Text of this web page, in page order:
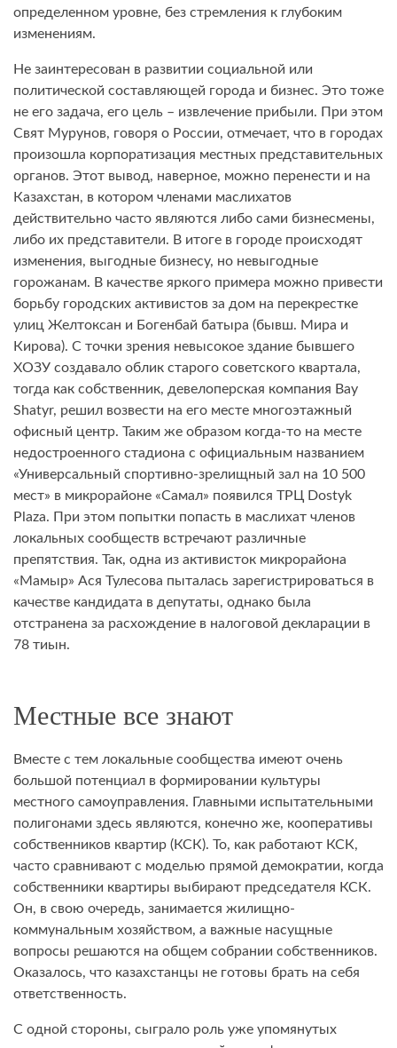
определенном уровне, без стремления к глубоким
изменениям.
Не заинтересован в развитии социальной или
политической составляющей города и бизнес. Это тоже
не его задача, его цель – извлечение прибыли. При этом
Свят Мурунов, говоря о России, отмечает, что в городах
произошла корпоратизация местных представительных
органов. Этот вывод, наверное, можно перенести и на
Казахстан, в котором членами маслихатов
действительно часто являются либо сами бизнесмены,
либо их представители. В итоге в городе происходят
изменения, выгодные бизнесу, но невыгодные
горожанам. В качестве яркого примера можно привести
борьбу городских активистов за дом на перекрестке
улиц Желтоксан и Богенбай батыра (бывш. Мира и
Кирова). С точки зрения невысокое здание бывшего
ХОЗУ создавало облик старого советского квартала,
тогда как собственник, девелоперская компания Bay
Shatyr, решил возвести на его месте многоэтажный
офисный центр. Таким же образом когда-то на месте
недостроенного стадиона с официальным названием
«Универсальный спортивно-зрелищный зал на 10 500
мест» в микрорайоне «Самал» появился ТРЦ Dostyk
Plaza. При этом попытки попасть в маслихат членов
локальных сообществ встречают различные
препятствия. Так, одна из активисток микрорайона
«Мамыр» Ася Тулесова пыталась зарегистрироваться в
качестве кандидата в депутаты, однако была
отстранена за расхождение в налоговой декларации в
78 тиын.
Местные все знают
Вместе с тем локальные сообщества имеют очень
большой потенциал в формировании культуры
местного самоуправления. Главными испытательными
полигонами здесь являются, конечно же, кооперативы
собственников квартир (КСК). То, как работают КСК,
часто сравнивают с моделью прямой демократии, когда
собственники квартиры выбирают председателя КСК.
Он, в свою очередь, занимается жилищно-
коммунальным хозяйством, а важные насущные
вопросы решаются на общем собрании собственников.
Оказалось, что казахстанцы не готовы брать на себя
ответственность.
С одной стороны, сыграло роль уже упомянутых